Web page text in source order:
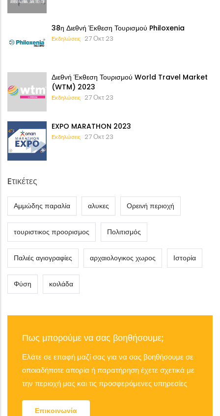
38η Διεθνή Έκθεση Τουρισμού Philoxenia
Εκδηλώσεις 27 Οκτ 23
Διεθνή Έκθεση Τουρισμού World Travel Market
(WTM) 2023
Εκδηλώσεις 27 Οκτ 23
EXPO MARATHON 2023
Εκδηλώσεις 27 Οκτ 23
Eτικέτες
Αμμώδης παραλία αλυκες Ορεινή περιοχή
τουριστικος προορισμος Πολιτισμός
Παλιές αγιογραφίες αρχαιολογικος χωρος Ιστορία
Φύση κοιλάδα
Πως μπορούμε να σας βοηθήσουμε;
Ελάτε σε επαφή μαζί σας για να σας βοηθήσουμε σε
οποιαδήποτε απορία ή παρατήρηση έχετε σχετικά με
την περιοχή μας και τις προσφερόμενες υπηρεσίες
Επικοινωνία